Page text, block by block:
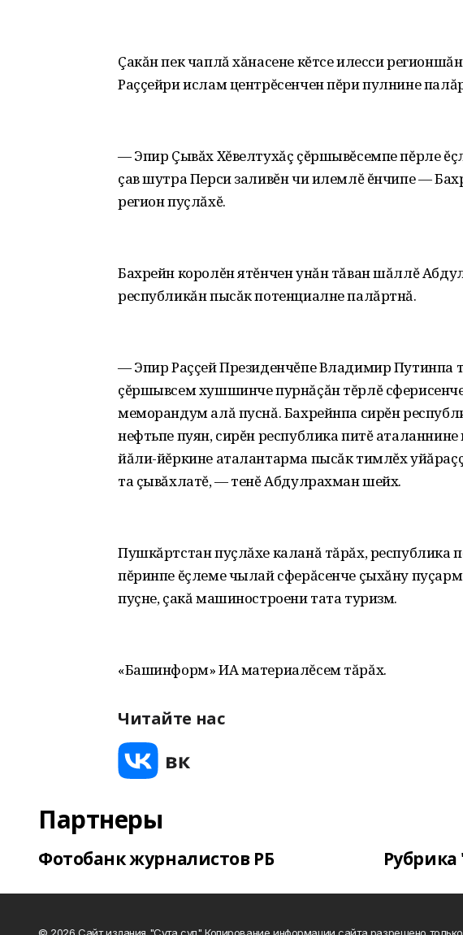
Çакăн пек чаплă хăнасене кĕтсе илесси
Раççейри ислам центрĕсенчен пĕри пулнине
— Эпир Çывăх Хĕвелтухăç çĕршывĕсемпе пĕрле
çав шутра Перси заливĕн чи илемлĕ ĕнчипе —
регион пуçлăхĕ.
Бахрейн королĕн ятĕнчен унăн тăван шăллĕ
республикăн пысăк потенциалне палăртнă.
— Эпир Раççей Президенчĕпе Владимир Путинпа
çĕршывсем хушшинче пурнăçăн тĕрлĕ
меморандум алă пуснă. Бахрейнпа сирĕн
нефтьпе пуян, сирĕн республика питĕ
йăли-йĕркине аталантарма пысăк тимлĕх
та çывăхлатĕ, — тенĕ Абдулрахман шейх.
Пушкăртстан пуçлăхе каланă тăрăх, республика
пĕринпе ĕçлеме чылай сферăсенче çыхăну
пуçне, çакă машиностроени тата туризм.
«Башинформ» ИА материалĕсем тăрăх.
Читайте нас
Партнеры
Фотобанк журналистов РБ